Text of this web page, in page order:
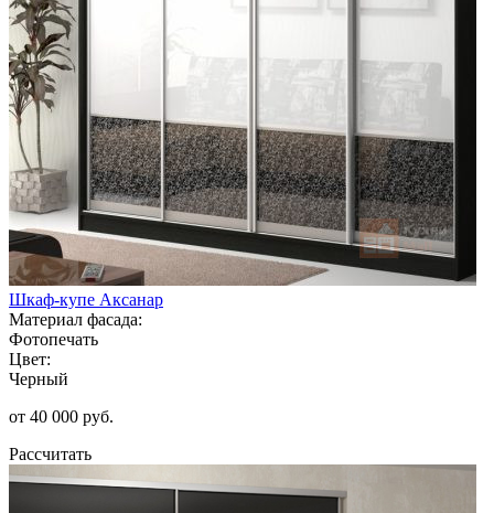
Шкаф-купе Аксанар
Материал фасада:
Фотопечать
Цвет:
Черный
от 40 000 руб.
Рассчитать